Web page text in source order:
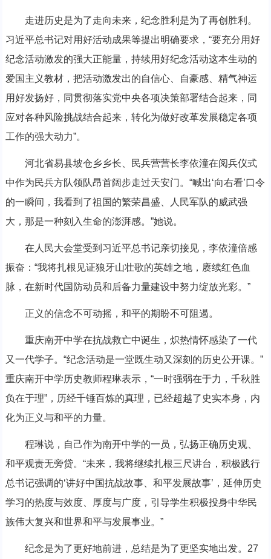
走进历史是为了走向未来，纪念胜利是为了再创胜利。
习近平总书记对用好活动成果等提出明确要求，“要充分用好
纪念活动激发的强大正能量，持续用好纪念活动这本生动的
爱国主义教材，把活动激发出的自信心、自豪感、精气神运
用好发扬好，同贯彻落实党中央各项决策部署结合起来，同
应对各种风险挑战结合起来，转化为做好改革发展稳定各项
工作的强大动力”。
河北省易县坡仓乡乡长、民兵营营长李依潼在阅兵仪式
中作为民兵方队领队昂首阔步走过天安门。“喊出‘向右看’口令
的一瞬间，我看到了祖国的繁荣昌盛、人民军队的威武强
大，那是一种刻入生命的澎湃感。”她说。
在人民大会堂受到习近平总书记亲切接见，李依潼倍感
振奋：“我将扎根见证狼牙山壮歌的英雄之地，赓续红色血
脉，在新时代国防动员和后备力量建设中努力绽放光彩。”
正义的信念不可动摇，和平的期盼不可阻遏。
重庆南开中学在抗战救亡中诞生，炽热情怀感染了一代
又一代学子。“纪念活动是一堂既生动又深刻的历史公开课。”
重庆南开中学历史教师程琳表示，“一时强弱在于力，千秋胜
负在于理”，历经千锤百炼的真理，已经超越了史实本身，内
化为正义与和平的力量。
程琳说，自己作为南开中学的一员，弘扬正确历史观、
和平观责无旁贷。“未来，我将继续扎根三尺讲台，积极践行
总书记强调的‘讲好中国抗战故事、和平发展故事’，延伸历史
学习的热度与效度、厚度与广度，引导学生积极投身中华民
族伟大复兴和世界和平与发展事业。”
纪念是为了更好地前进，总结是为了更坚实地出发。27